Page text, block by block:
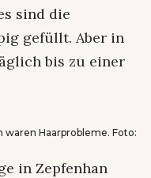
sind die
gefüllt. Aber in
bis zu einer
Haarprobleme. Foto:
in Zepfenhan